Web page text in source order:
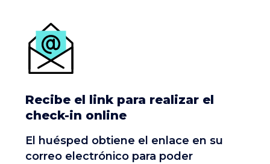
Recibe el link para realizar el
check-in online
El huésped obtiene el enlace en su
correo electrónico para poder